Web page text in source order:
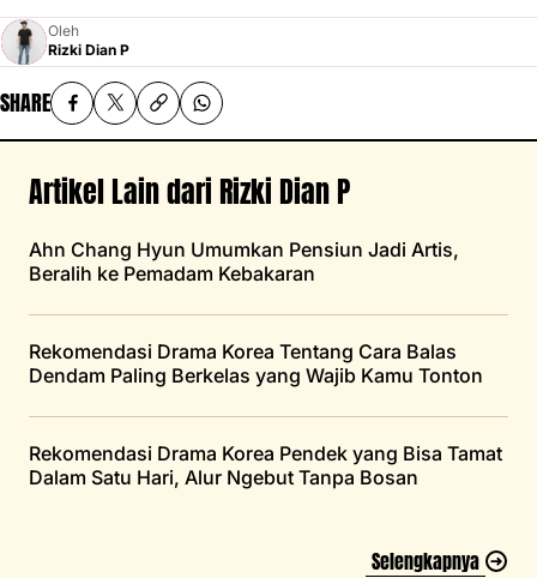
Oleh
Rizki Dian P
SHARE
Artikel Lain dari Rizki Dian P
Ahn Chang Hyun Umumkan Pensiun Jadi Artis,
Beralih ke Pemadam Kebakaran
Rekomendasi Drama Korea Tentang Cara Balas
Dendam Paling Berkelas yang Wajib Kamu Tonton
Rekomendasi Drama Korea Pendek yang Bisa Tamat
Dalam Satu Hari, Alur Ngebut Tanpa Bosan
Selengkapnya